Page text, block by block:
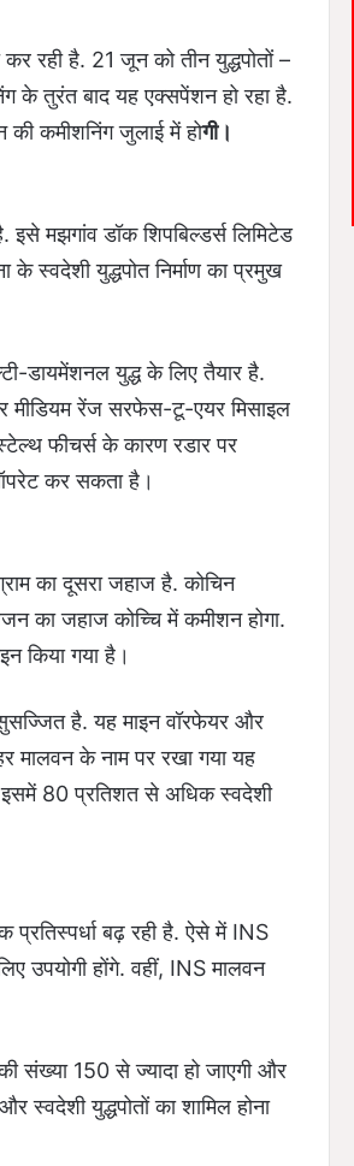
कर रही है. 21 जून को तीन युद्धपोतों –
के तुरंत बाद यह एक्सपेंशन हो रहा है.
कमीशनिंग जुलाई में होगी।
मझगांव डॉक शिपबिल्डर्स लिमिटेड
स्वदेशी युद्धपोत निर्माण का प्रमुख
डायमेंशनल युद्ध के लिए तैयार है.
मीडियम रेंज सरफेस-टू-एयर मिसाइल
फीचर्स के कारण रडार पर
कर सकता है।
का दूसरा जहाज है. कोचिन
का जहाज कोच्चि में कमीशन होगा.
किया गया है।
है. यह माइन वॉरफेयर और
मालवन के नाम पर रखा गया यह
इसमें 80 प्रतिशत से अधिक स्वदेशी
प्रतिस्पर्धा बढ़ रही है. ऐसे में INS
उपयोगी होंगे. वहीं, INS मालवन
संख्या 150 से ज्यादा हो जाएगी और
स्वदेशी युद्धपोतों का शामिल होना